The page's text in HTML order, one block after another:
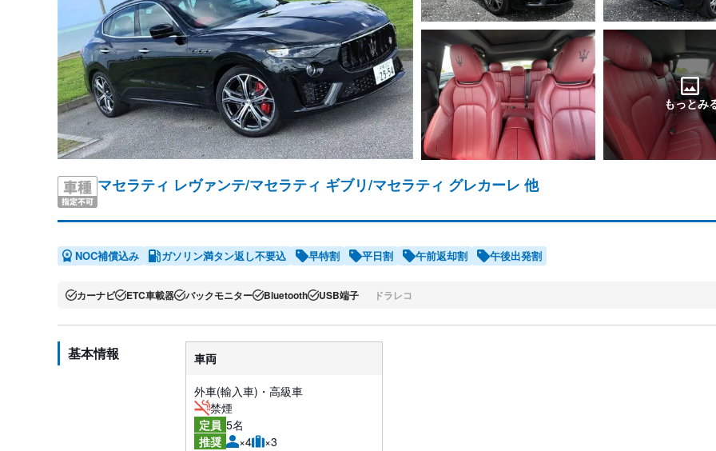
もっとみ
マセラティ レヴァンテ/マセラティ ギブリ/マセラティ グレカーレ 他
NOC補償込み ガソリン満タン返し不要込 早特割 平日割 午前返却割 午後出発割
カーナビ ETC車載器 バックモニター Bluetooth USB端子 ドラレコ
基本情報 車両
外車(輸入車)・高級車
禁煙
定員 5名
推奨
×4
×3